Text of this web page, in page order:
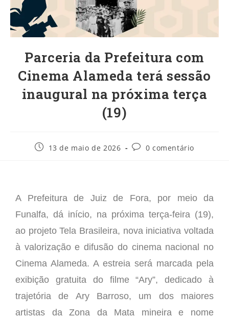
​Parceria da Prefeitura com
Cinema Alameda terá sessão
inaugural na próxima terça
(19)
13 de maio de 2026 0 comentário
A Prefeitura de Juiz de Fora, por meio da
Funalfa, dá início, na próxima terça-feira (19),
ao projeto Tela Brasileira, nova iniciativa voltada
à valorização e difusão do cinema nacional no
Cinema Alameda. A estreia será marcada pela
exibição gratuita do filme “Ary”, dedicado à
trajetória de Ary Barroso, um dos maiores
artistas da Zona da Mata mineira e nome